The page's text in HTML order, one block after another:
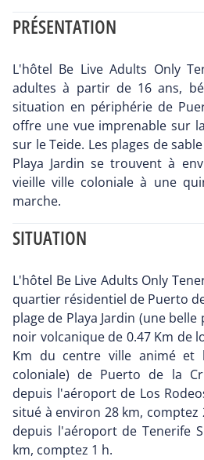
PRÉSENTATION
L'hôtel Be Live Adults Only
adultes à partir de 16 ans,
situation en périphérie de
offre une vue imprenable sur
sur le Teide. Les plages de
Playa Jardin se trouvent à
vieille ville coloniale à une
marche.
SITUATION
L'hôtel Be Live Adults Only
quartier résidentiel de Puerto
plage de Playa Jardin (une
noir volcanique de 0.47 Km de
Km du centre ville animé et
coloniale) de Puerto de la
depuis l'aéroport de Los
situé à environ 28 km,
depuis l'aéroport de Tenerife
km, comptez 1 h.